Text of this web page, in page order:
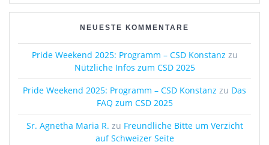
NEUESTE KOMMENTARE
Pride Weekend 2025: Programm – CSD Konstanz zu
Nützliche Infos zum CSD 2025
Pride Weekend 2025: Programm – CSD Konstanz zu Das
FAQ zum CSD 2025
Sr. Agnetha Maria R. zu Freundliche Bitte um Verzicht
auf Schweizer Seite